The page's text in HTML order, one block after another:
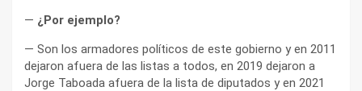
— ¿Por ejemplo?
— Son los armadores políticos de este gobierno y en 2011
dejaron afuera de las listas a todos, en 2019 dejaron a
Jorge Taboada afuera de la lista de diputados y en 2021